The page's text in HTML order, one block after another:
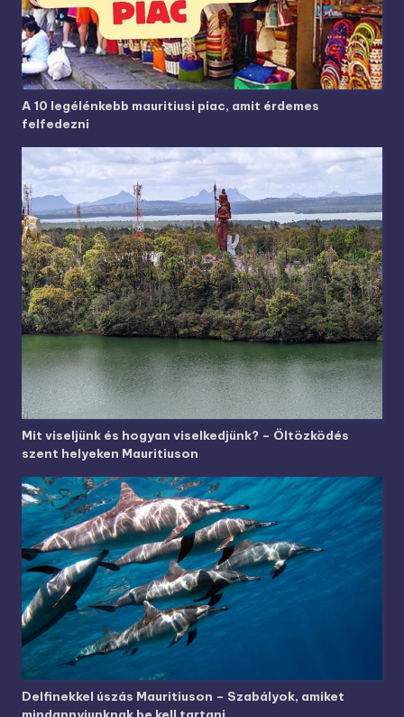
A 10 legélénkebb mauritiusi piac, amit érdemes
felfedezni
Mit viseljünk és hogyan viselkedjünk? – Öltözködés
szent helyeken Mauritiuson
Delfinekkel úszás Mauritiuson – Szabályok, amiket